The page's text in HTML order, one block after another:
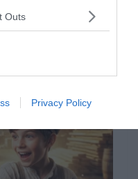
Outs
Privacy Policy